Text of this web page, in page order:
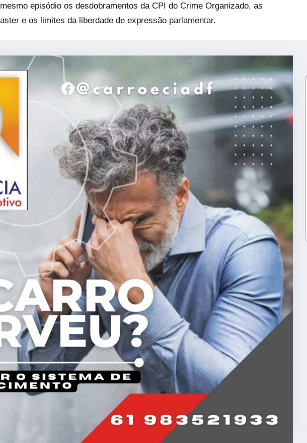
episódio os desdobramentos da CPI do Crime Organizado, as
e os limites da liberdade de expressão parlamentar.